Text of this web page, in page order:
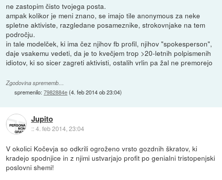
ne zastopim čisto tvojega posta.
ampak kolikor je meni znano, se imajo tile anonymous za neke
spletne aktiviste, razgledane posameznike, strokovnjake na tem
področju.
in tale modelček, ki ima čez njihov fb profil, njihov "spokesperson",
daje vsakemu vedeti, da je to kvečjem trop >20-letnih polpismenih
idiotov, ki so sicer zagreti aktivisti, ostalih vrlin pa žal ne premorejo
Zgodovina sprememb…
spremenilo:7982884e(4. feb 2014 ob 23:04)
Jupito
::4. feb 2014, 23:04
V okolici Kočevja so odkrili ogroženo vrsto gozdnih škratov, ki
kradejo spodnjice in z njimi ustvarjajo profit po genialni tristopenjski
poslovni shemi!